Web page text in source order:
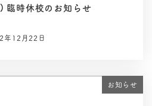
臨時休校のお知らせ
年12月22日
お知らせ